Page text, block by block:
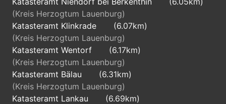
(Kreis Herzogtum Lauenburg)
Katasteramt Klinkrade
(6.07km)
(Kreis Herzogtum Lauenburg)
Katasteramt Wentorf
(6.17km)
(Kreis Herzogtum Lauenburg)
Katasteramt Bälau
(6.31km)
(Kreis Herzogtum Lauenburg)
Katasteramt Lankau
(6.69km)